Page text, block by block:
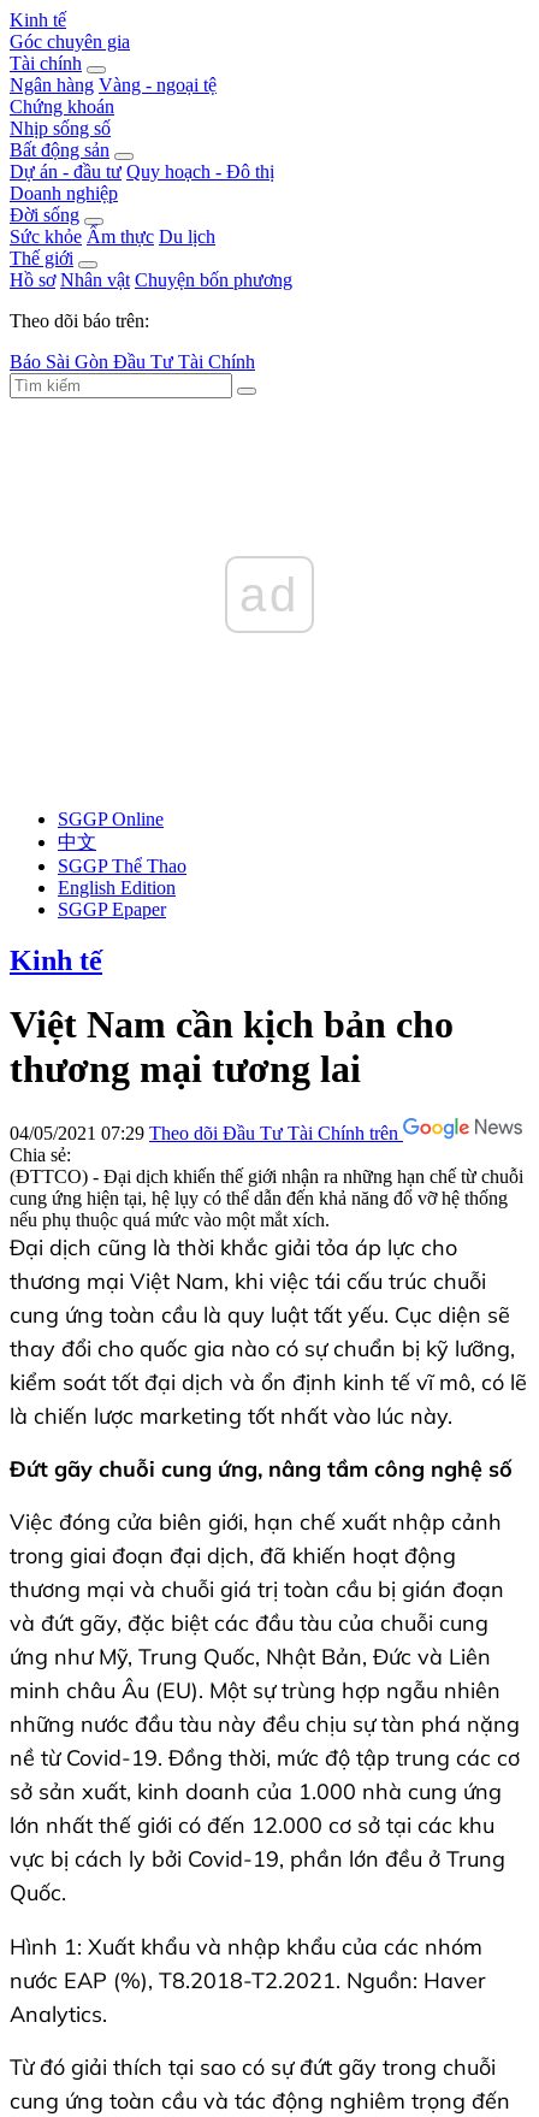
Kinh tế
Góc chuyên gia
Tài chính
Ngân hàng Vàng - ngoại tệ
Chứng khoán
Nhịp sống số
Bất động sản
Dự án - đầu tư Quy hoạch - Đô thị
Doanh nghiệp
Đời sống
Sức khỏe Ẩm thực Du lịch
Thế giới
Hồ sơ Nhân vật Chuyện bốn phương
Theo dõi báo trên:
Báo Sài Gòn Đầu Tư Tài Chính
ad
SGGP Online
中文
SGGP Thể Thao
English Edition
SGGP Epaper
Kinh tế
Việt Nam cần kịch bản cho
thương mại tương lai
04/05/2021 07:29 Theo dõi Đầu Tư Tài Chính trên
Chia sẻ:
(ĐTTCO) - Đại dịch khiến thế giới nhận ra những hạn chế từ chuỗi
cung ứng hiện tại, hệ lụy có thể dẫn đến khả năng đổ vỡ hệ thống
nếu phụ thuộc quá mức vào một mắt xích.
Đại dịch cũng là thời khắc giải tỏa áp lực cho
thương mại Việt Nam, khi việc tái cấu trúc chuỗi
cung ứng toàn cầu là quy luật tất yếu. Cục diện sẽ
thay đổi cho quốc gia nào có sự chuẩn bị kỹ lưỡng,
kiểm soát tốt đại dịch và ổn định kinh tế vĩ mô, có lẽ
là chiến lược marketing tốt nhất vào lúc này.
Đứt gãy chuỗi cung ứng, nâng tầm công nghệ số
Việc đóng cửa biên giới, hạn chế xuất nhập cảnh
trong giai đoạn đại dịch, đã khiến hoạt động
thương mại và chuỗi giá trị toàn cầu bị gián đoạn
và đứt gãy, đặc biệt các đầu tàu của chuỗi cung
ứng như Mỹ, Trung Quốc, Nhật Bản, Đức và Liên
minh châu Âu (EU). Một sự trùng hợp ngẫu nhiên
những nước đầu tàu này đều chịu sự tàn phá nặng
nề từ Covid-19. Đồng thời, mức độ tập trung các cơ
sở sản xuất, kinh doanh của 1.000 nhà cung ứng
lớn nhất thế giới có đến 12.000 cơ sở tại các khu
vực bị cách ly bởi Covid-19, phần lớn đều ở Trung
Quốc.
Hình 1: Xuất khẩu và nhập khẩu của các nhóm
nước EAP (%), T8.2018-T2.2021. Nguồn: Haver
Analytics.
Từ đó giải thích tại sao có sự đứt gãy trong chuỗi
cung ứng toàn cầu và tác động nghiêm trọng đến